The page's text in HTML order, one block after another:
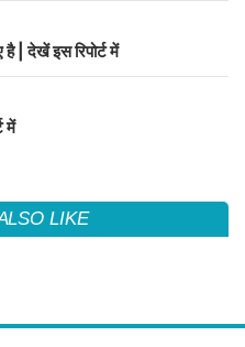
है | देखें इस रिपोर्ट में
में
LIKE